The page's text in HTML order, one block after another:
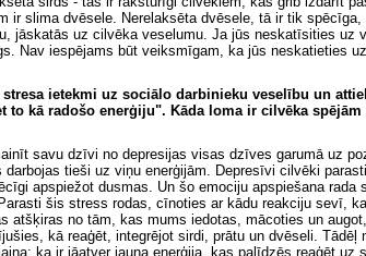
ir slima dvēsele. Nerelaksēta dvēsele, tā ir tik spēcīga,
jāskatās uz cilvēka veselumu. Ja jūs neskatīsities uz
Nav iespējams būt veiksmīgam, ka jūs neskatieties
ietekmi uz sociālo darbinieku veselību un
to kā radošo enerģiju". Kāda loma ir cilvēka
savu dzīvi no depresijas visas dzīves garumā uz
tieši uz viņu enerģijām. Depresīvi cilvēki
apspiežot dusmas. Un šo emociju apspiešana rada
šis stress rodas, cīnoties ar kādu reakciju sevī,
atšķiras no tām, kas mums iedotas, mācoties un
kā reaģēt, integrējot sirdi, prātu un dvēseli. Tādēļ
ka ir jāatver jauna enerģija, kas palīdzēs reaģēt uz